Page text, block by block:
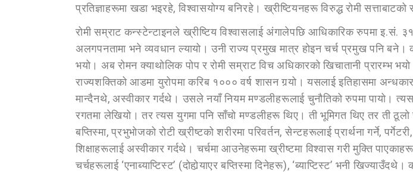
प्रतिज्ञाहरूमा खडा भइरहे, विश्वासयोग्य बनिरहे। ख्रीष्टियनहरू विरुद्ध रोमी
रोमी सम्राट कन्स्टेन्टाइनले ख्रीष्टिय विश्वासलाई अंगालेपछि आधिकारिक रुपमा इ.सं.
अलगपनतामा भने व्यवधान ल्यायो। उनी राज्य प्रमुख मात्र होइन चर्च प्रमुख पनि बने।
भयो। अब रोमन क्याथोलिक पोप र रोमी सम्राट विच अधिकारको खिचातानी प्रारम्भ
राज्यशक्तिको आडमा युरोपमा करिब १००० वर्ष शासन गर्‍यो। यसलाई इतिहासमा
मान्दैनथे, अस्वीकार गर्दथे। उसले नयाँ नियम मण्डलीहरूलाई चुनौतिको रुपमा पायो।
रगतमा लेखियो। तर त्यस युगमा पनि साँचो मण्डलीहरू थिए। ती भूमिगत थिए तर ती
बप्तिस्मा, प्रभुभोजको रोटी ख्रीष्टको शरीरमा परिवर्तन, सेन्टहरूलाई प्रार्थना गर्ने,
शिक्षाहरूलाई अस्वीकार गर्दथे। चर्चमा आउनेहरूमा ख्रीष्टमा विश्वास गरी मुक्ति
चर्चहरूलाई ‘एनाब्याप्टिस्ट’ (दोहोर्‍याएर बप्तिस्मा दिनेहरू), ‘ब्याप्टिस्ट’ भनी